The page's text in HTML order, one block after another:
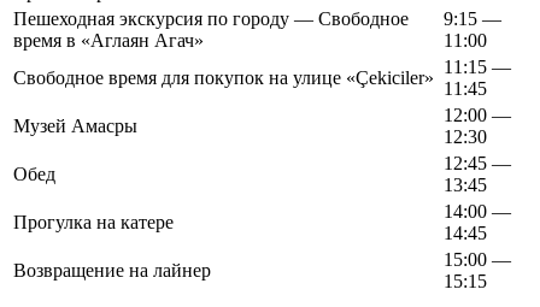
Пешеходная экскурсия по городу — Свободное
время в «Аглаян Агач»
9:15 —
11:00
Свободное время для покупок на улице «Çekiciler»
11:15 —
11:45
Музей Амасры
12:00 —
12:30
Обед
12:45 —
13:45
Прогулка на катере
14:00 —
14:45
Возвращение на лайнер
15:00 —
15:15